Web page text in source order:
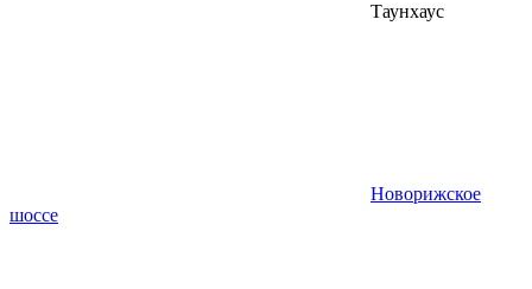
Таунхаус
Новорижское
шоссе